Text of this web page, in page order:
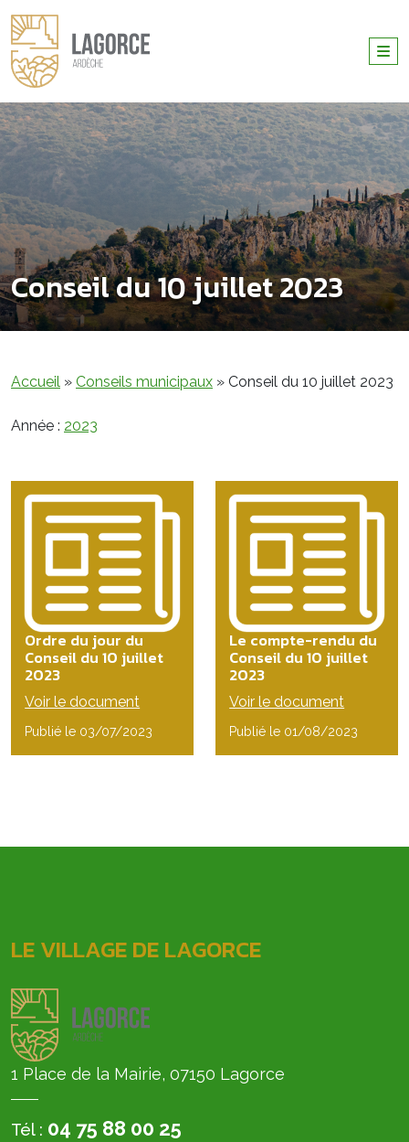
Conseil du 10 juillet 2023
Accueil » Conseils municipaux » Conseil du 10 juillet 2023
Année : 2023
Ordre du jour du
Conseil du 10 juillet
2023
Voir le document
Publié le 03/07/2023
Le compte-rendu du
Conseil du 10 juillet
2023
Voir le document
Publié le 01/08/2023
LE VILLAGE DE LAGORCE
1 Place de la Mairie, 07150 Lagorce
Tél : 04 75 88 00 25